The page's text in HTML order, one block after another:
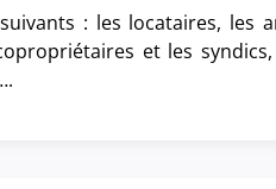
: les locataires, les
et les